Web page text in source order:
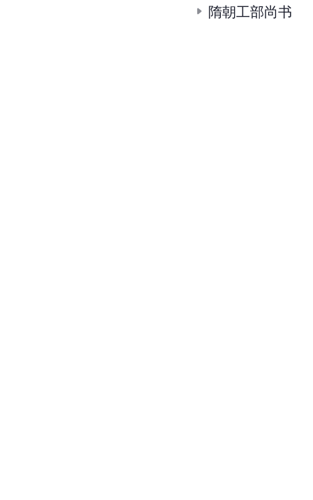
隋朝工部尚书